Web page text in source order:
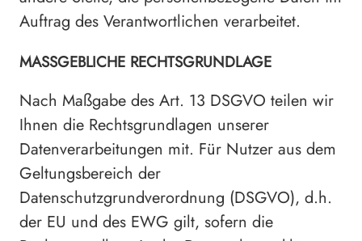
Auftrag des Verantwortlichen verarbeitet.
MASSGEBLICHE RECHTSGRUNDLAGE
Nach Maßgabe des Art. 13 DSGVO teilen wir
Ihnen die Rechtsgrundlagen unserer
Datenverarbeitungen mit. Für Nutzer aus dem
Geltungsbereich der
Datenschutzgrundverordnung (DSGVO), d.h.
der EU und des EWG gilt, sofern die